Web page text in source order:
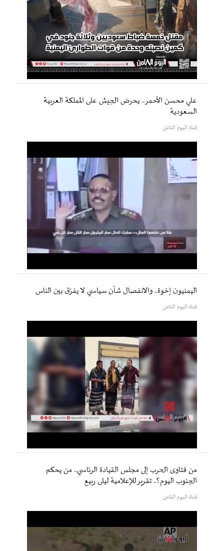
علي محسن الأحمر.. يحرض الجيش على المملكة العربية
السعودية
قناة اليوم الثامن
اليمنيون إخوة.. والانفصال شأن سياسي لا يفرّق بين الناس
قناة اليوم الثامن
من فتاوى الحرب إلى مجلس القيادة الرئاسي.. من يحكم
الجنوب اليوم؟.. تقرير للإعلامية ليلى ربيع
قناة اليوم الثامن